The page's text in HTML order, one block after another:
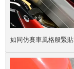
如同仿賽車風格般緊